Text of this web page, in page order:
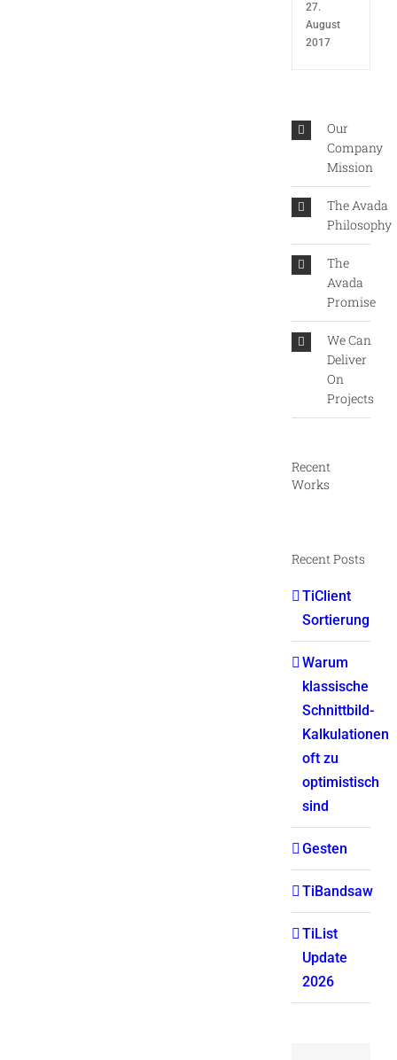
27.
August
2017
Our
Company
Mission
The Avada
Philosophy
The
Avada
Promise
We Can
Deliver
On
Projects
Recent
Works
Recent Posts
TiClient
Sortierung
Warum
klassische
Schnittbild-
Kalkulationen
oft zu
optimistisch
sind
Gesten
TiBandsaw
TiList
Update
2026